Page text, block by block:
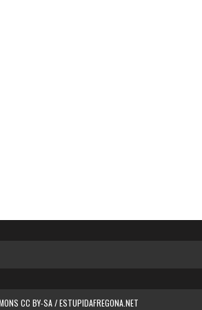
CC BY-SA / ESTUPIDAFREGONA.NET